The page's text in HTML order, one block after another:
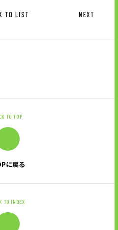
TO LIST NEXT
TO TOP
に戻る
TO INDEX